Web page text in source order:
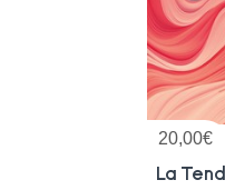
20,00€